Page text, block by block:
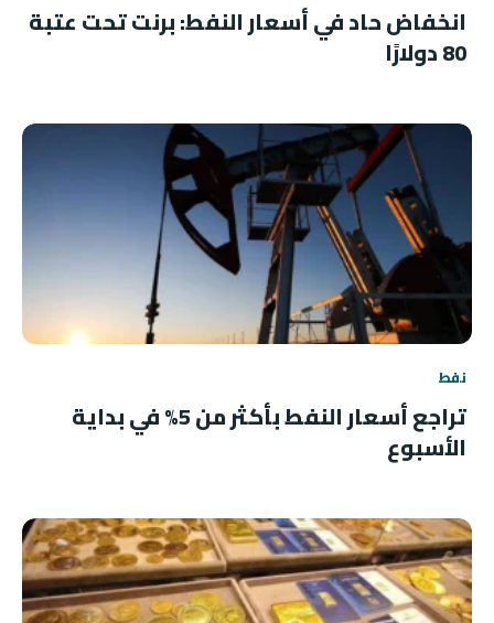
انخفاض حاد في أسعار النفط: برنت تحت عتبة
80 دولارًا
نفط
تراجع أسعار النفط بأكثر من 5% في بداية
الأسبوع